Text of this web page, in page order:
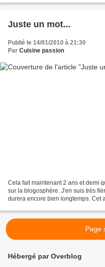
Juste un mot...
Publié le 14/01/2010 à 21:30
Par Cuisine passion
Cela fait maintenant 2 ans et demi
sur la blogosphère. J'en suis très
durera encore bien longtemps. Cet
Page
Hébergé par Overblog